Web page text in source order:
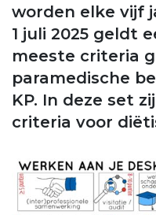
worden elke vijf
1 juli 2025 geldt
meeste criteria
paramedische
KP. In deze set
criteria voor